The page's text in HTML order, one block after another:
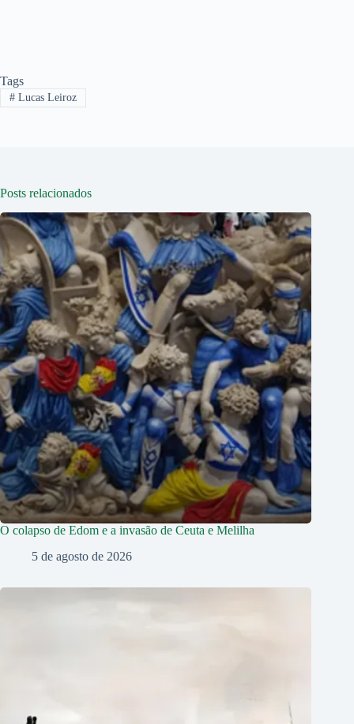
Tags
#Lucas Leiroz
Posts relacionados
O colapso de Edom e a invasão de Ceuta e Melilha
5 de agosto de 2026